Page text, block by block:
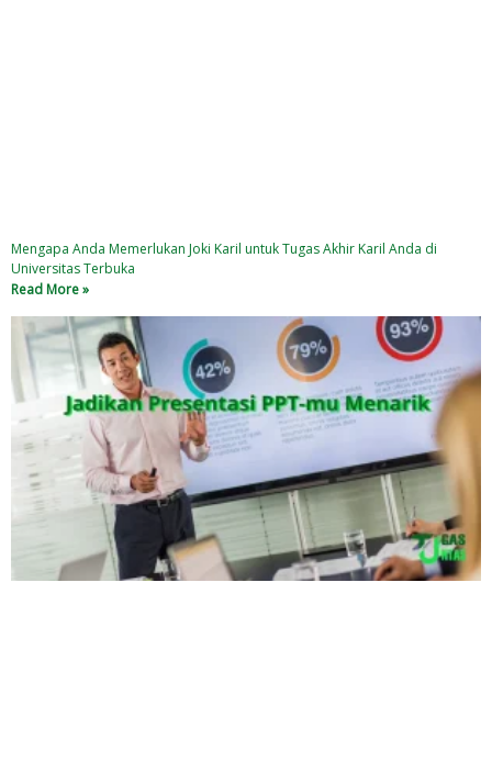
Mengapa Anda Memerlukan Joki Karil untuk Tugas Akhir Karil Anda di
Universitas Terbuka
Read More »